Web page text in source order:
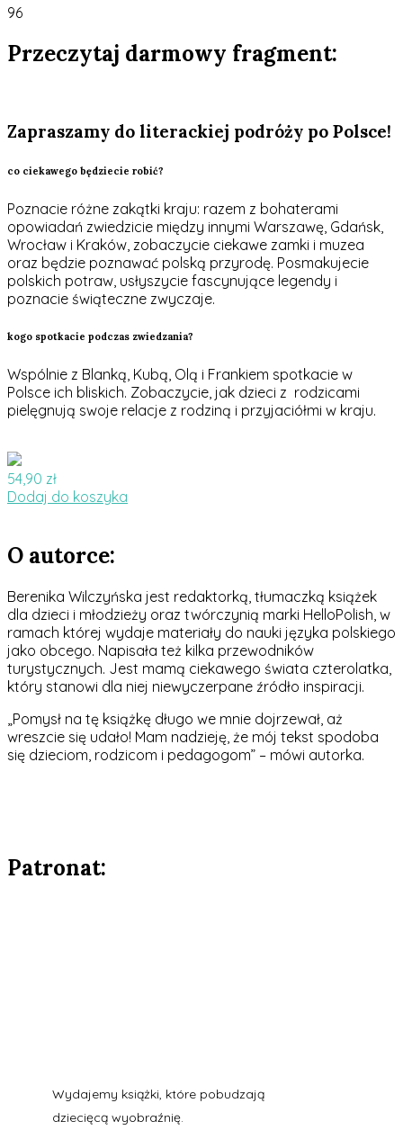
96
Przeczytaj darmowy fragment:
Zapraszamy do literackiej podróży po Polsce!
co ciekawego będziecie robić?
Poznacie różne zakątki kraju: razem z bohaterami
opowiadań zwiedzicie między innymi Warszawę, Gdańsk,
Wrocław i Kraków, zobaczycie ciekawe zamki i muzea
oraz będzie poznawać polską przyrodę. Posmakujecie
polskich potraw, usłyszycie fascynujące legendy i
poznacie świąteczne zwyczaje.
kogo spotkacie podczas zwiedzania?
Wspólnie z Blanką, Kubą, Olą i Frankiem spotkacie w
Polsce ich bliskich. Zobaczycie, jak dzieci z rodzicami
pielęgnują swoje relacje z rodziną i przyjaciółmi w kraju.
54,90 zł
Dodaj do koszyka
O autorce:
Berenika Wilczyńska jest redaktorką, tłumaczką książek
dla dzieci i młodzieży oraz twórczynią marki HelloPolish, w
ramach której wydaje materiały do nauki języka polskiego
jako obcego. Napisała też kilka przewodników
turystycznych. Jest mamą ciekawego świata czterolatka,
który stanowi dla niej niewyczerpane źródło inspiracji.
Pomysł na tę książkę długo we mnie dojrzewał, aż
wreszcie się udało! Mam nadzieję, że mój tekst spodoba
się dzieciom, rodzicom i pedagogom” – mówi autorka.
Patronat:
Wydajemy książki, które pobudzają
dziecięcą wyobraźnię.